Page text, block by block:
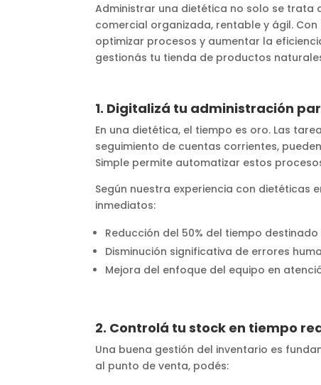
Administrar una dietética no solo se trata
comercial organizada, rentable y ágil.
optimizar procesos y aumentar la
gestionás tu tienda de productos
1. Digitalizá tu administración
En una dietética, el tiempo es oro. Las
seguimiento de cuentas corrientes,
Simple permite automatizar estos
Según nuestra experiencia con dietéticas
inmediatos:
Reducción del 50% del tiempo
Disminución significativa de errores
Mejora del enfoque del equipo en
2. Controlá tu stock en tiempo
Una buena gestión del inventario es
al punto de venta, podés: